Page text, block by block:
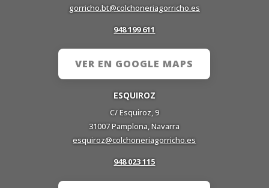
gorricho.bt@colchoneriagorricho.es
948 199 611
VER EN GOOGLE MAPS
ESQUIROZ
C/ Esquiroz, 9
31007 Pamplona, Navarra
esquiroz@colchoneriagorricho.es
948 023 115